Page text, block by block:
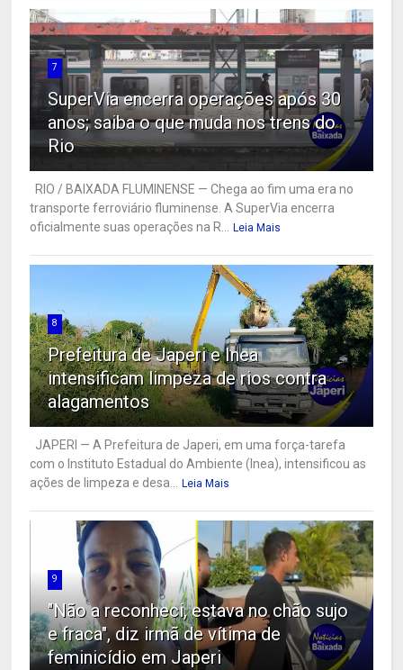
7
SuperVia encerra operações após 30
anos; saiba o que muda nos trens do
Rio
RIO / BAIXADA FLUMINENSE — Chega ao fim uma era no
transporte ferroviário fluminense. A SuperVia encerra
oficialmente suas operações na R... Leia Mais
8
Prefeitura de Japeri e Inea
intensificam limpeza de rios contra
alagamentos
JAPERI — A Prefeitura de Japeri, em uma força-tarefa
com o Instituto Estadual do Ambiente (Inea), intensificou as
ações de limpeza e desa... Leia Mais
9
"Não a reconheci, estava no chão sujo
e fraca", diz irmã de vítima de
feminicídio em Japeri